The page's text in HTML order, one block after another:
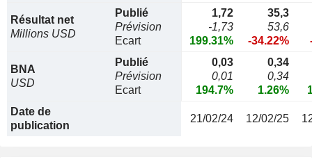
Résultat net
Millions USD
Publié
Prévision
Ecart
1,72
-1,73
199.31%
35,3
53,6
-34.22%
BNA
USD
Publié
Prévision
Ecart
0,03
0,01
194.7%
0,34
0,34
1.26%
Date de
publication
21/02/24 12/02/25